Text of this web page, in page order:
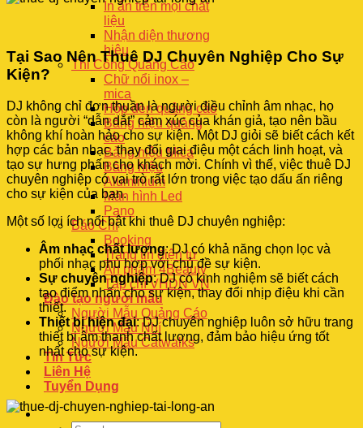
In ấn trên mọi chất
liệu
Nhận diện thương
hiệu
Thi Công Quảng Cáo
Chữ nổi inox –
mica
Hộp đèn quảng cáo
Bảng hiệu quảng
cáo
Bảng hiệu Mica
Bảng hiệu
Aluminium
Màn hình Led
Pano
Báo Chí
Booking
Trang tin điện tử
Ấn phẩm 4Beauty
Tạp chí VHDN VN
Đào tạo người mẫu
Người Mẫu Quảng Cáo
Người Mẫu Nhí
Người Mẫu Catwalks
Tin Tức
Liên Hệ
Tuyển Dụng
Tại Sao Nên Thuê DJ Chuyên Nghiệp Cho Sự
Kiện?
DJ không chỉ đơn thuần là người điều chỉnh âm nhạc, họ
còn là người “dẫn dắt” cảm xúc của khán giả, tạo nên bầu
không khí hoàn hảo cho sự kiện. Một DJ giỏi sẽ biết cách kết
hợp các bản nhạc, thay đổi giai điệu một cách linh hoạt, và
tạo sự hưng phấn cho khách mời. Chính vì thế, việc thuê DJ
chuyên nghiệp có vai trò rất lớn trong việc tạo dấu ấn riêng
cho sự kiện của bạn.
Một số lợi ích nổi bật khi thuê DJ chuyên nghiệp:
Âm nhạc chất lượng: DJ có khả năng chọn lọc và
phối nhạc phù hợp với chủ đề sự kiện.
Sự chuyên nghiệp: DJ có kinh nghiệm sẽ biết cách
tạo điểm nhấn cho sự kiện, thay đổi nhịp điệu khi cần
thiết.
Thiết bị hiện đại: DJ chuyên nghiệp luôn sở hữu trang
thiết bị âm thanh chất lượng, đảm bảo hiệu ứng tốt
nhất cho sự kiện.